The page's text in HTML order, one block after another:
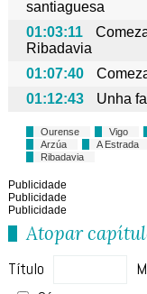
santiaguesa
01:03:11
Ribadavia
01:07:40
01:12:43
Unha
Ourense Vigo
Arzúa
A Estrada
Ribadavia
Publicidade
Publicidade
Publicidade
Atopar
Título